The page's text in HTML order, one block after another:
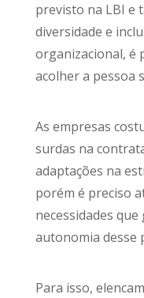
previsto na LBI e
diversidade e
organizacional, é
acolher a pessoa
As empresas
surdas na
adaptações na
porém é preciso
necessidades
autonomia desse
Para isso,